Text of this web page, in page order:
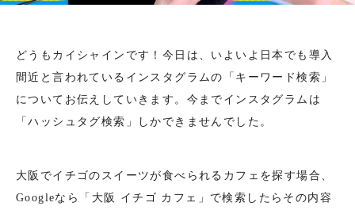
どうもカイシャインです！今日は、いよいよ日本でも導入
間近と言われているインスタグラムの「キーワード検索」
についてお伝えしていきます。今までインスタグラムは
「ハッシュタグ検索」しかできませんでした。
大阪でイチゴのスイーツが食べられるカフェを探す場合、
Googleなら「大阪 イチゴ カフェ」で検索したらその内容